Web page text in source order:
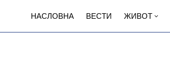
НАСЛОВНА ВЕСТИ ЖИВОТ